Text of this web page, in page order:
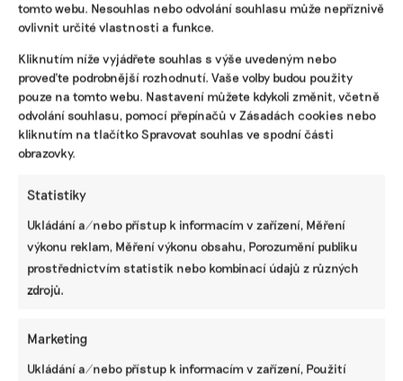
tomto webu. Nesouhlas nebo odvolání souhlasu může nepříznivě
ovlivnit určité vlastnosti a funkce.
Kliknutím níže vyjádřete souhlas s výše uvedeným nebo
proveďte podrobnější rozhodnutí. Vaše volby budou použity
pouze na tomto webu. Nastavení můžete kdykoli změnit, včetně
odvolání souhlasu, pomocí přepínačů v Zásadách cookies nebo
kliknutím na tlačítko Spravovat souhlas ve spodní části
obrazovky.
Statistiky
Ukládání a/nebo přístup k informacím v zařízení, Měření
výkonu reklam, Měření výkonu obsahu, Porozumění publiku
prostřednictvím statistik nebo kombinací údajů z různých
zdrojů.
Marketing
Ukládání a/nebo přístup k informacím v zařízení, Použití
Irena Buřívalová | 21. července 2025
PVC podlahu nedoporučuji, může škodit
Každý chce svým potomkům vybavit pokoj tak, aby byl co
nejbezpečnější. Na okna či zásuvky dáváme dětské
pojistky. Myslíme ale dostatečně i na další rizika, která se